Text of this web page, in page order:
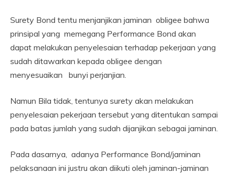
Surety Bond tentu menjanjikan jaminan obligee bahwa
prinsipal yang memegang Performance Bond akan
dapat melakukan penyelesaian terhadap pekerjaan yang
sudah ditawarkan kepada obligee dengan
menyesuaikan bunyi perjanjian.
Namun Bila tidak, tentunya surety akan melakukan
penyelesaian pekerjaan tersebut yang ditentukan sampai
pada batas jumlah yang sudah dijanjikan sebagai jaminan.
Pada dasarnya, adanya Performance Bond/jaminan
pelaksanaan ini justru akan diikuti oleh jaminan-jaminan